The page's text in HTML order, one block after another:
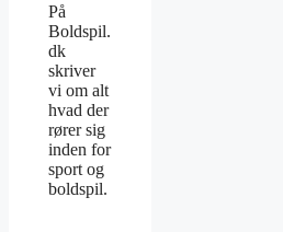
På
Boldspil.
dk
skriver
vi om alt
hvad der
rører sig
inden for
sport og
boldspil.